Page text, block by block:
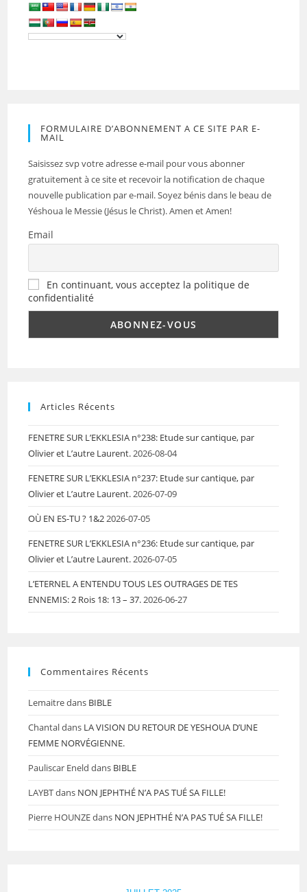
FORMULAIRE D’ABONNEMENT A CE SITE PAR E-
MAIL
Saisissez svp votre adresse e-mail pour vous abonner
gratuitement à ce site et recevoir la notification de chaque
nouvelle publication par e-mail. Soyez bénis dans le beau de
Yéshoua le Messie (Jésus le Christ). Amen et Amen!
Email
En continuant, vous acceptez la politique de
confidentialité
Articles Récents
FENETRE SUR L’EKKLESIA n°238: Etude sur cantique, par
Olivier et L’autre Laurent.2026-08-04
FENETRE SUR L’EKKLESIA n°237: Etude sur cantique, par
Olivier et L’autre Laurent.2026-07-09
OÙ EN ES-TU ? 1&22026-07-05
FENETRE SUR L’EKKLESIA n°236: Etude sur cantique, par
Olivier et L’autre Laurent.2026-07-05
L’ETERNEL A ENTENDU TOUS LES OUTRAGES DE TES
ENNEMIS: 2 Rois 18: 13 – 37.2026-06-27
Commentaires Récents
Lemaitredans BIBLE
Chantaldans LA VISION DU RETOUR DE YESHOUA D’UNE
FEMME NORVÉGIENNE.
Pauliscar Eneld dans BIBLE
LAYBTdans NON JEPHTHÉ N’A PAS TUÉ SA FILLE!
Pierre HOUNZEdans NON JEPHTHÉ N’A PAS TUÉ SA FILLE!